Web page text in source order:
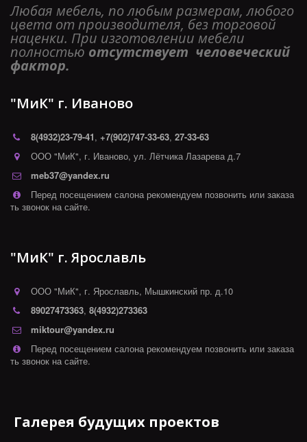
Любая мебель, по любым размерам, любого
цвета от производителя, без торговой
наценки. При изготовлении мебели
полностью отсутствует  человеческий
фактор.
"МиК" г. Иваново
8(4932)23-79-41, +7(902)747-33-63, 27-33-63
ООО "МиК", г. Иваново, ул. Лётчика Лазарева д.7
meb37@yandex.ru
Перед посещением салона рекомендуем позвонить или заказа
ть звонок на сайте.
"МиК" г. Ярославль
ООО "МиК", г. Ярославль, Мышкинский пр. д.10
89027473363, 8(4932)273363
miktour@yandex.ru
Перед посещением салона рекомендуем позвонить или заказа
ть звонок на сайте.
Галерея будущих проектов